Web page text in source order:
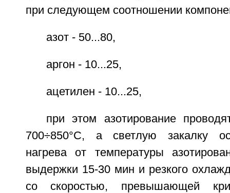
при следующем соотношении
азот - 50...80,
аргон - 10...25,
ацетилен - 10...25,
при этом азотирование
700÷850°С, а светлую закалку
нагрева от температуры
выдержки 15-30 мин и резкого
со скоростью, превышающей